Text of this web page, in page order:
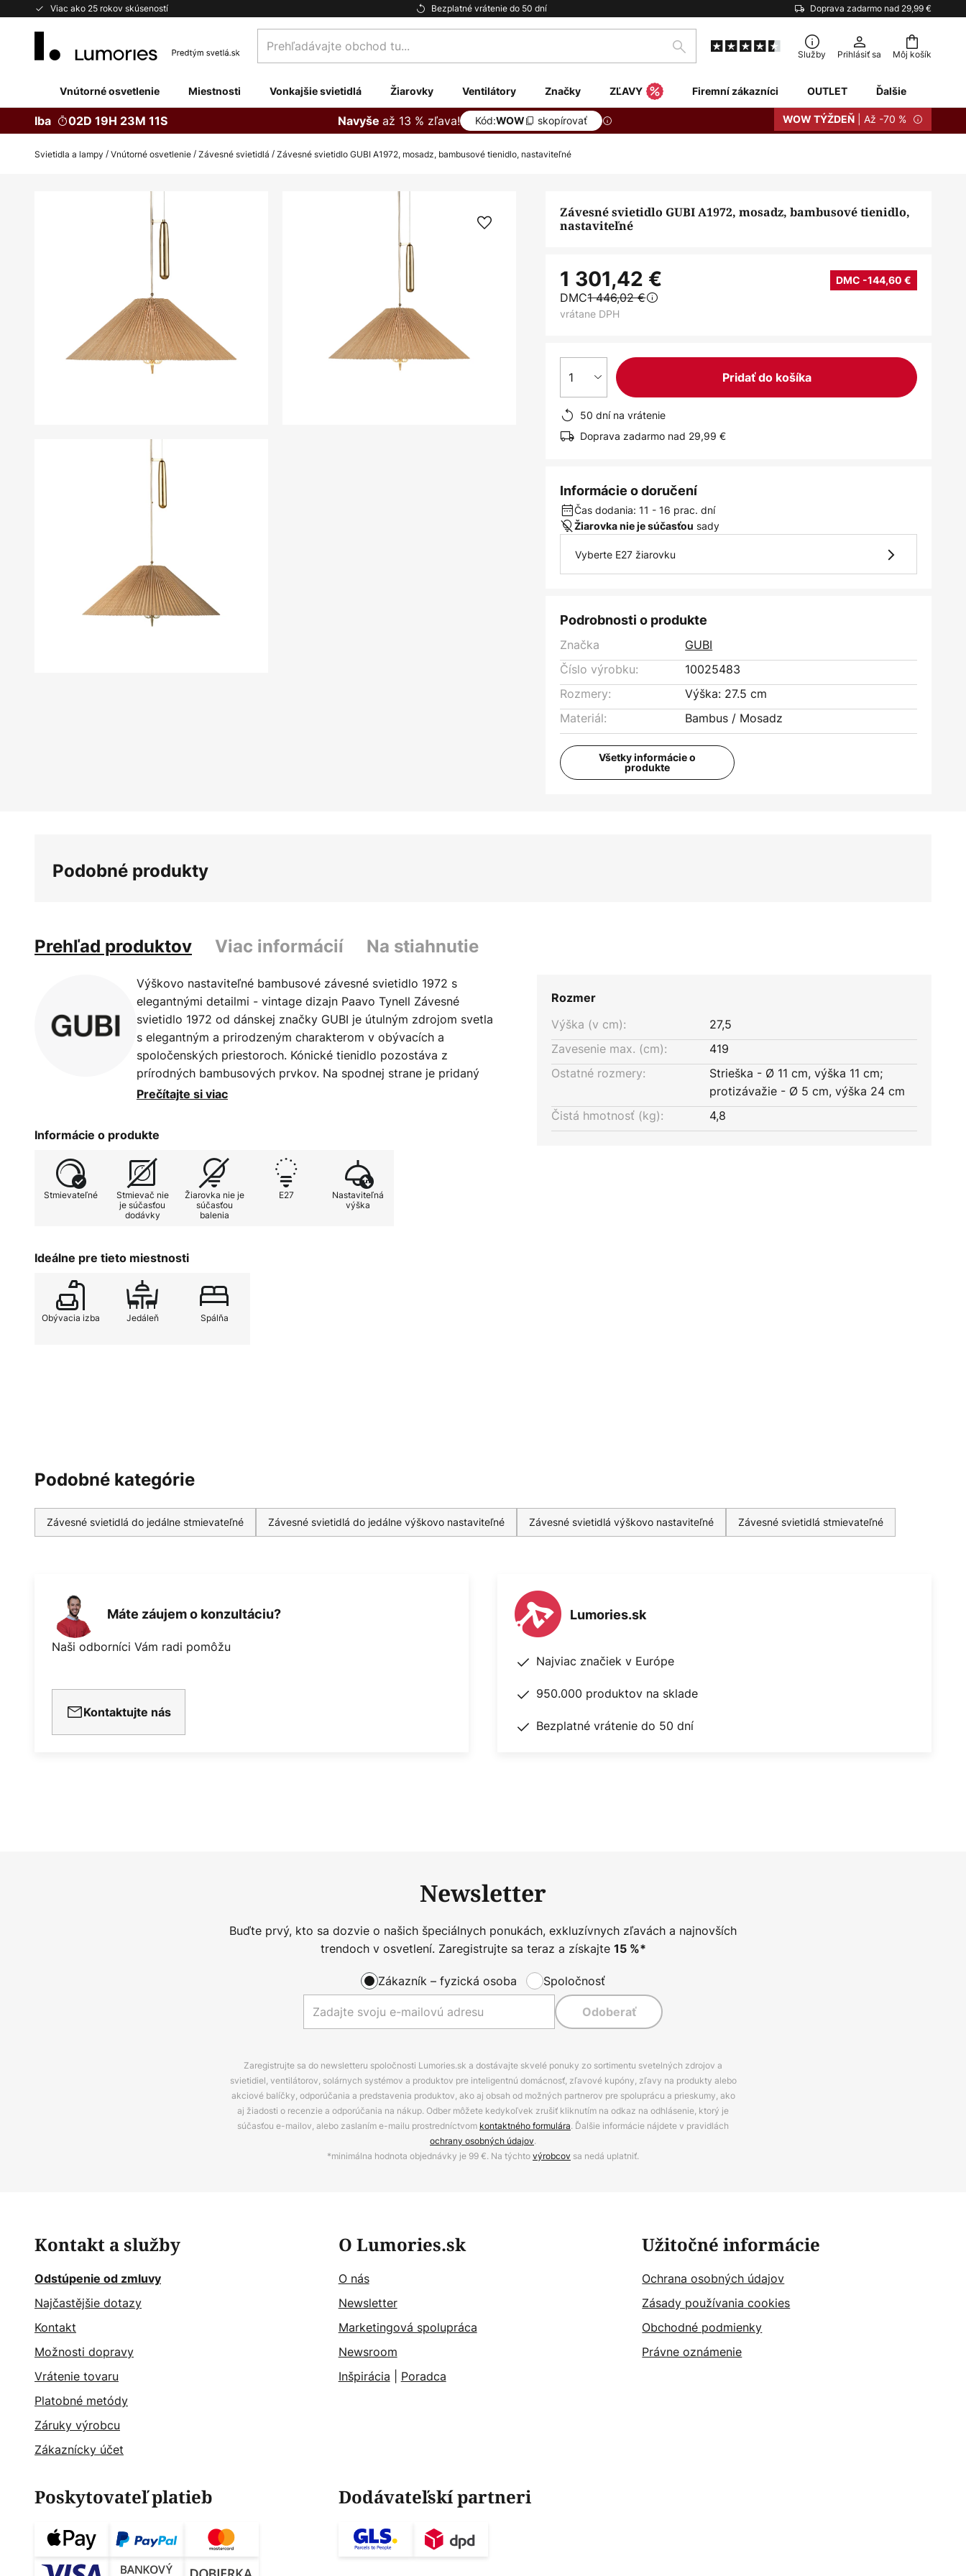
Viac ako 25 rokov skúseností Bezplatné vrátenie do 50 dní Doprava zadarmo nad 29,99 €
Skip
Môj košík
Prehľadávajte
obchod
Hľadať Služby Prihlásiť sa
Vnútorné osvetlenie Miestnosti Vonkajšie svietidlá Žiarovky Ventilátory Značky ZĽAVY Firemní zákazníci OUTLET Ďalšie
Iba 02D 19H 23M 10S Navyše až 13 % zľava! Kód:WOW skopírovať WOW TÝŽDEŇ | Až -70 %
Svietidla a lampy Vnútorné osvetlenie Závesné svietidlá Závesné svietidlo GUBI A1972, mosadz, bambusové tienidlo, nastaviteľné
Závesné svietidlo GUBI A1972, mosadz, bambusové tienidlo,
nastaviteľné
1 301,42 € DMC -144,60 €
DMC1 446,02 €
vrátane DPH
1 Pridať do košíka
50 dní na vrátenie
Doprava zadarmo nad 29,99 €
Informácie o doručení
Čas dodania: 11 - 16 prac. dní
Žiarovka nie je súčasťou sady
Vyberte E27 žiarovku
Podrobnosti o produkte
Značka
GUBI
Číslo výrobku:
10025483
Rozmery:
Výška: 27.5 cm
Materiál:
Bambus / Mosadz
Všetky informácie o
produkte
Podobné produkty
Prehľad produktov Viac informácií Na stiahnutie
Výškovo nastaviteľné bambusové závesné svietidlo 1972 s
elegantnými detailmi - vintage dizajn Paavo Tynell Závesné
svietidlo 1972 od dánskej značky GUBI je útulným zdrojom svetla
s elegantným a prirodzeným charakterom v obývacích a
spoločenských priestoroch. Kónické tienidlo pozostáva z
prírodných bambusových prvkov. Na spodnej strane je pridaný
kryt rozptyľujúci svetlo, takže s dvoma žiarovkami E27 vloženými
priestoru. Konštrukcia s ozdobným prvkom v tvare špirály pod
tienidlom je vyrobená z leštenej mosadze - rovnako ako
protizávažie, ktoré sa používa na nastavenie výšky tienidla. Dizajn
tejto závesnej lampy v štýle 50. rokov 20. storočia vytvoril
priemyselný dizajnér Paavo Tynell, ktorého koncepty sa považujú
za míľniky vo fínskom dizajne osvetlenia a ktorý je známy ako
Prečítajte si viac
Informácie o produkte
Stmievateľné
Stmievač nie
je súčasťou
dodávky
Žiarovka nie je
súčasťou
balenia
E27
Nastaviteľná
výška
Ideálne pre tieto miestnosti
Obývacia izba Jedáleň Spálňa
Rozmer
Výška (v cm):
27,5
Zavesenie max. (cm):
419
Ostatné rozmery:
Strieška - Ø 11 cm, výška 11 cm;
protizávažie - Ø 5 cm, výška 24 cm
Čistá hmotnosť (kg):
4,8
Podobné kategórie
Závesné svietidlá do jedálne stmievateľné Závesné svietidlá do jedálne výškovo nastaviteľné Závesné svietidlá výškovo nastaviteľné Závesné svietidlá stmievateľné
Máte záujem o konzultáciu?
Naši odborníci Vám radi pomôžu
Kontaktujte nás
Lumories.sk
Najviac značiek v Európe
950.000 produktov na sklade
Bezplatné vrátenie do 50 dní
Newsletter
Buďte prvý, kto sa dozvie o našich špeciálnych ponukách, exkluzívnych zľavách a najnovších
trendoch v osvetlení. Zaregistrujte sa teraz a získajte 15%*
Zákazník – fyzická osoba Spoločnosť
Odoberať
Zaregistrujte sa do newsletteru spoločnosti Lumories.sk a dostávajte skvelé ponuky zo sortimentu svetelných zdrojov a
svietidiel, ventilátorov, solárnych systémov a produktov pre inteligentnú domácnosť, zľavové kupóny, zľavy na produkty alebo
akciové balíčky, odporúčania a predstavenia produktov, ako aj obsah od možných partnerov pre spoluprácu a prieskumy, ako
aj žiadosti o recenzie a odporúčania na nákup. Odber môžete kedykoľvek zrušiť kliknutím na odkaz na odhlásenie, ktorý je
súčasťou e-mailov, alebo zaslaním e-mailu prostredníctvom kontaktného formulára. Ďalšie informácie nájdete v pravidlách
ochrany osobných údajov.
*minimálna hodnota objednávky je 99 €. Na týchtovýrobcov sa nedá uplatniť.
Kontakt a služby
Odstúpenie od zmluvy
Najčastějšie dotazy
Kontakt
Možnosti dopravy
Vrátenie tovaru
Platobné metódy
Záruky výrobcu
Zákaznícky účet
O Lumories.sk
O nás
Newsletter
Marketingová spolupráca
Newsroom
Inšpirácia
Poradca
Užitočné informácie
Ochrana osobných údajov
Zásady používania cookies
Obchodné podmienky
Právne oznámenie
Poskytovateľ platieb Dodávateľskí partneri